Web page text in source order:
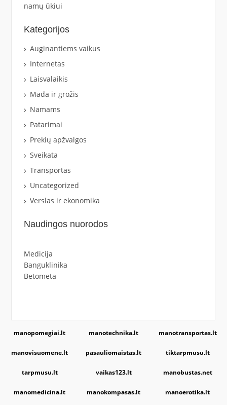
namų ūkiui
Kategorijos
Auginantiems vaikus
Internetas
Laisvalaikis
Mada ir grožis
Namams
Patarimai
Prekių apžvalgos
Sveikata
Transportas
Uncategorized
Verslas ir ekonomika
Naudingos nuorodos
Medicija
Banguklinika
Betometa
manopomegiai.lt manotechnika.lt manotransportas.lt
manovisuomene.lt pasauliomaistas.lt tiktarpmusu.lt
tarpmusu.lt vaikas123.lt manobustas.net
manomedicina.lt manokompasas.lt manoerotika.lt